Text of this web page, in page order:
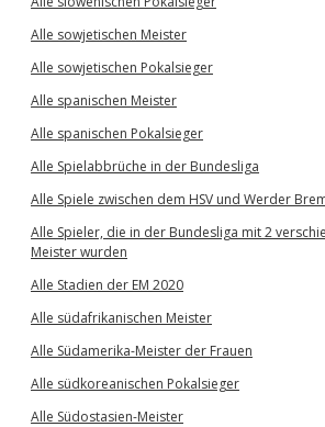
Alle sowjetischen Meister
Alle sowjetischen Pokalsieger
Alle spanischen Meister
Alle spanischen Pokalsieger
Alle Spielabbrüche in der Bundesliga
Alle Spiele zwischen dem HSV und Werder
Alle Spieler, die in der Bundesliga mit 2
Meister wurden
Alle Stadien der EM 2020
Alle südafrikanischen Meister
Alle Südamerika-Meister der Frauen
Alle südkoreanischen Pokalsieger
Alle Südostasien-Meister